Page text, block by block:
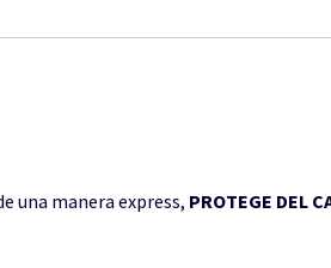
una manera express, PROTEGE DEL